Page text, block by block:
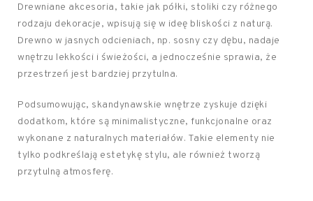
Drewniane akcesoria, takie jak półki, stoliki czy różnego
rodzaju dekoracje, wpisują się w ideę bliskości z naturą.
Drewno w jasnych odcieniach, np. sosny czy dębu, nadaje
wnętrzu lekkości i świeżości, a jednocześnie sprawia, że
przestrzeń jest bardziej przytulna.
Podsumowując, skandynawskie wnętrze zyskuje dzięki
dodatkom, które są minimalistyczne, funkcjonalne oraz
wykonane z naturalnych materiałów. Takie elementy nie
tylko podkreślają estetykę stylu, ale również tworzą
przytulną atmosferę.